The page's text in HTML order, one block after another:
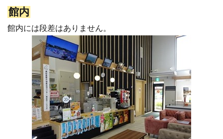
館内
館内には段差はありません。